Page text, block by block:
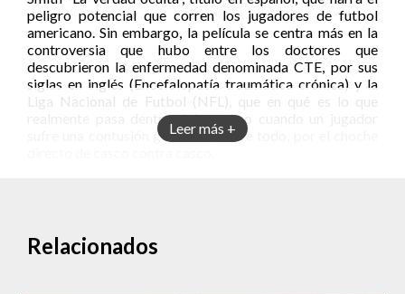
Leer más +
peligro potencial que corren los jugadores de futbol
americano. Sin embargo, la película se centra más en la
controversia que hubo entre los doctores que
descubrieron la enfermedad denominada CTE, por sus
siglas en inglés (Encefalopatía traumática crónica) y la
Liga Nacional de Futbol (NFL), que en qué es lo que
realmente pasa dentro del cerebro cuando un jugador
sufre una contusión generada, sobre todo, por el choche
ocurrió durante el partido entre los Bengalies de
Cincinatti y los Acereros de Pittsburgh, donde los
Relacionados